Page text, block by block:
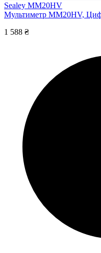
Sealey MM20HV
Мультиметр MM20HV,
1 588 ₴